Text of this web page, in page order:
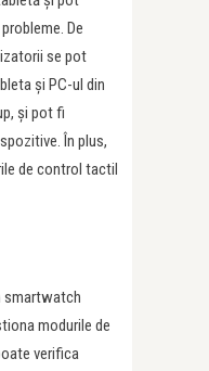
De
se pot
și PC-ul din
și pot fi
În plus,
de control tactil
smartwatch
modurile de
verifica